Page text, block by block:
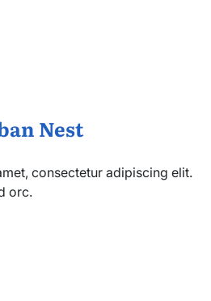
Nest
consectetur adipiscing elit.
orc.